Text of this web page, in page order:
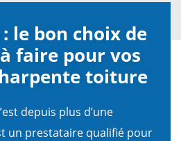
le bon choix de
faire pour vos
toiture
depuis plus d’une
un prestataire qualifié pour